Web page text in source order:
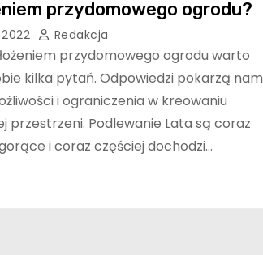
przydomowego ogrodu?
Redakcja
przydomowego ogrodu warto
kilka pytań. Odpowiedzi pokarzą nam
i ograniczenia w kreowaniu
przestrzeni. Podlewanie Lata są coraz
i coraz częściej dochodzi…